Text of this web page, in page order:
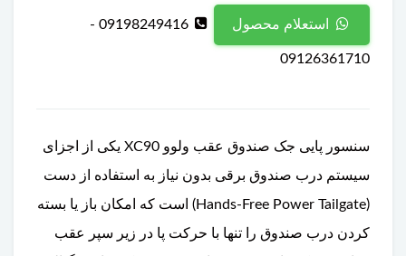
استعلام محصول 09198249416 -
09126361710
سنسور پایی جک صندوق عقب ولوو XC90 یکی از اجزای
سیستم درب صندوق برقی بدون نیاز به استفاده از دست
(Hands-Free Power Tailgate) است که امکان باز یا بسته
کردن درب صندوق را تنها با حرکت پا در زیر سپر عقب